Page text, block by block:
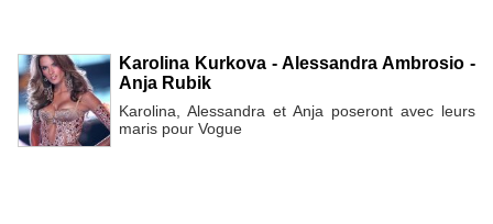
Karolina Kurkova - Alessandra Ambrosio -
Anja Rubik
Karolina, Alessandra et Anja poseront avec leurs
maris pour Vogue